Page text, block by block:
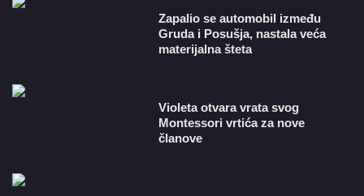
Zapalio se automobil između
Gruda i Posušja, nastala veća
materijalna šteta
Violeta otvara vrata svog
Montessori vrtića za nove
članove